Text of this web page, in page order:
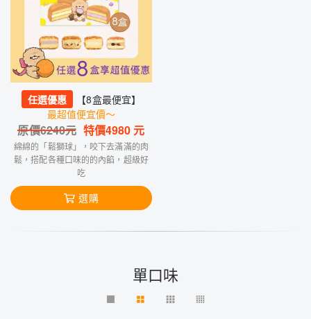
任選優惠
【8盒最便宜】
最超值便宜價～
原價6240元 特價4980 元
綿綿的「鬆獅球」，咬下去滿滿的肉
鬆，搭配各種口味的的內餡，超級好
吃
選購
單口味